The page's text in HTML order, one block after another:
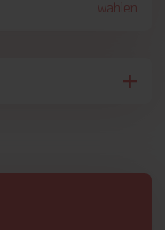
Rodeln,
Ebenfalls etwa 5
die Alm Munt da
wählen